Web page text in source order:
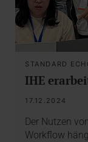
STANDARD
IHE
17.12.2024
Der Nutzen
Workflow